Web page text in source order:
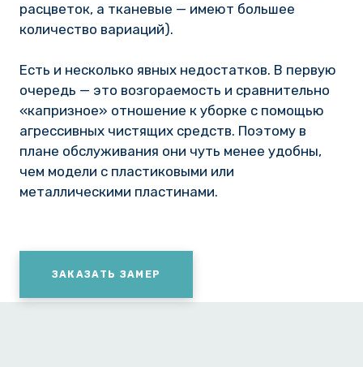
расцветок, а тканевые — имеют большее
количество вариаций).
Есть и несколько явных недостатков. В первую
очередь — это возгораемость и сравнительно
«капризное» отношение к уборке с помощью
агрессивных чистящих средств. Поэтому в
плане обслуживания они чуть менее удобны,
чем модели с пластиковыми или
металлическими пластинами.
ЗАКАЗАТЬ ЗАМЕР